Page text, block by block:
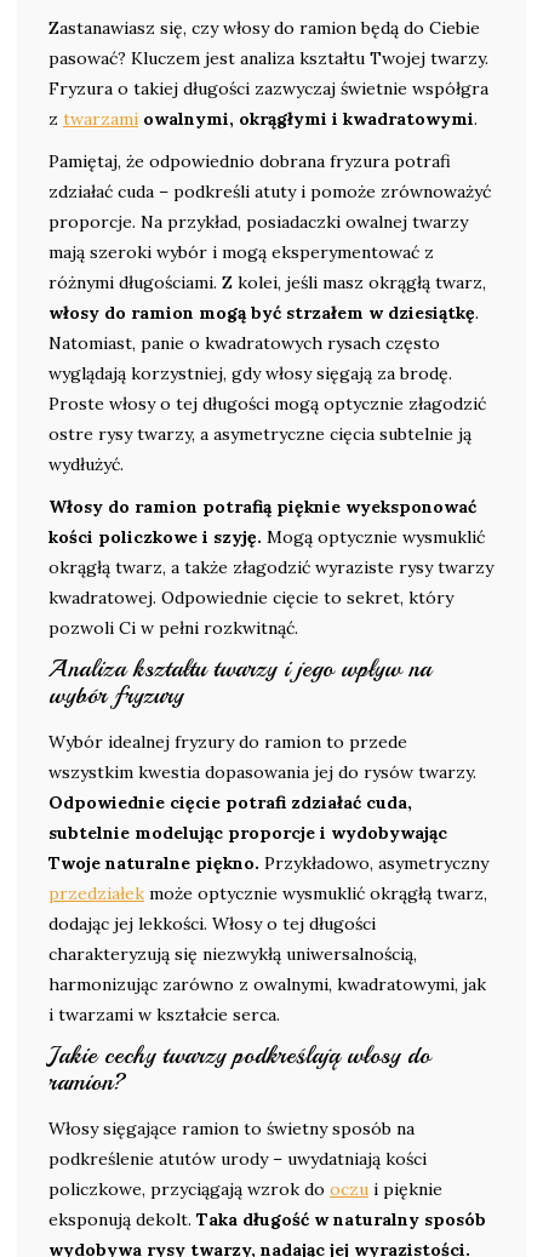
Zastanawiasz się, czy włosy do ramion będą do Ciebie
pasować? Kluczem jest analiza kształtu Twojej twarzy.
Fryzura o takiej długości zazwyczaj świetnie współgra
z twarzami owalnymi, okrągłymi i kwadratowymi.
Pamiętaj, że odpowiednio dobrana fryzura potrafi
zdziałać cuda – podkreśli atuty i pomoże zrównoważyć
proporcje. Na przykład, posiadaczki owalnej twarzy
mają szeroki wybór i mogą eksperymentować z
różnymi długościami. Z kolei, jeśli masz okrągłą twarz,
włosy do ramion mogą być strzałem w dziesiątkę.
Natomiast, panie o kwadratowych rysach często
wyglądają korzystniej, gdy włosy sięgają za brodę.
Proste włosy o tej długości mogą optycznie złagodzić
ostre rysy twarzy, a asymetryczne cięcia subtelnie ją
wydłużyć.
Włosy do ramion potrafią pięknie wyeksponować
kości policzkowe i szyję. Mogą optycznie wysmuklić
okrągłą twarz, a także złagodzić wyraziste rysy twarzy
kwadratowej. Odpowiednie cięcie to sekret, który
pozwoli Ci w pełni rozkwitnąć.
Analiza kształtu twarzy i jego wpływ na
wybór fryzury
Wybór idealnej fryzury do ramion to przede
wszystkim kwestia dopasowania jej do rysów twarzy.
Odpowiednie cięcie potrafi zdziałać cuda,
subtelnie modelując proporcje i wydobywając
Twoje naturalne piękno. Przykładowo, asymetryczny
przedziałek może optycznie wysmuklić okrągłą twarz,
dodając jej lekkości. Włosy o tej długości
charakteryzują się niezwykłą uniwersalnością,
harmonizując zarówno z owalnymi, kwadratowymi, jak
i twarzami w kształcie serca.
Jakie cechy twarzy podkreślają włosy do
ramion?
Włosy sięgające ramion to świetny sposób na
podkreślenie atutów urody – uwydatniają kości
policzkowe, przyciągają wzrok do oczu i pięknie
eksponują dekolt. Taka długość w naturalny sposób
wydobywa rysy twarzy, nadając jej wyrazistości.